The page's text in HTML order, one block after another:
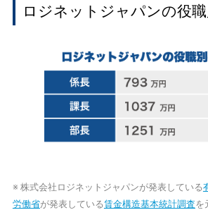
ロジネットジャパンの役
※ 株式会社ロジネットジャパンが発表している
労働省が発表している賃金構造基本統計調査を